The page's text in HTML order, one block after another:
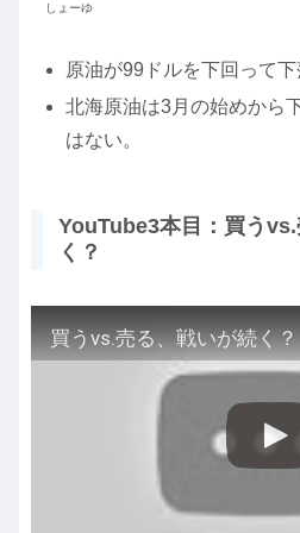
しょーゆ
原油が99ドルを下回って下
北海原油は3月の始めから
はない。
YouTube3本目：買う
く？
買うvs.売る、戦いが続く？